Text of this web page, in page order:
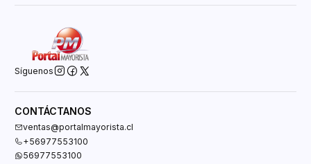
Síguenos
CONTÁCTANOS
ventas@portalmayorista.cl
+56977553100
56977553100